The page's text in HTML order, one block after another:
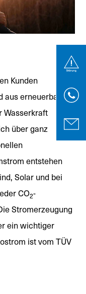
Kunden
aus erneuerbaren
Wasserkraft
über ganz
entstehen
Solar und bei
CO2-
Stromerzeugung
ein wichtiger
ist vom TÜV